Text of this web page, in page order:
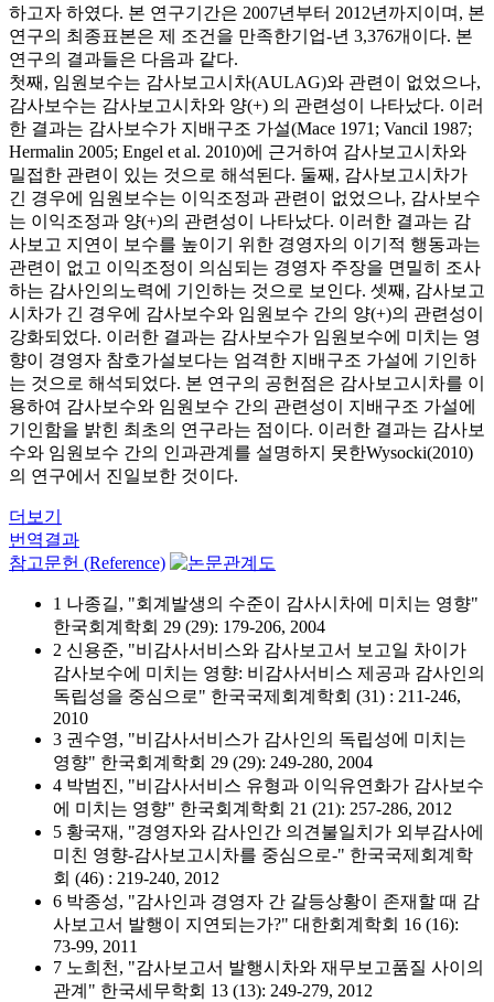
하고자 하였다. 본 연구기간은 2007년부터 2012년까지이며, 본
연구의 최종표본은 제 조건을 만족한기업-년 3,376개이다. 본
연구의 결과들은 다음과 같다.
첫째, 임원보수는 감사보고시차(AULAG)와 관련이 없었으나,
감사보수는 감사보고시차와 양(+) 의 관련성이 나타났다. 이러
한 결과는 감사보수가 지배구조 가설(Mace 1971; Vancil 1987;
Hermalin 2005; Engel et al. 2010)에 근거하여 감사보고시차와
밀접한 관련이 있는 것으로 해석된다. 둘째, 감사보고시차가
긴 경우에 임원보수는 이익조정과 관련이 없었으나, 감사보수
는 이익조정과 양(+)의 관련성이 나타났다. 이러한 결과는 감
사보고 지연이 보수를 높이기 위한 경영자의 이기적 행동과는
관련이 없고 이익조정이 의심되는 경영자 주장을 면밀히 조사
하는 감사인의노력에 기인하는 것으로 보인다. 셋째, 감사보고
시차가 긴 경우에 감사보수와 임원보수 간의 양(+)의 관련성이
강화되었다. 이러한 결과는 감사보수가 임원보수에 미치는 영
향이 경영자 참호가설보다는 엄격한 지배구조 가설에 기인하
는 것으로 해석되었다. 본 연구의 공헌점은 감사보고시차를 이
용하여 감사보수와 임원보수 간의 관련성이 지배구조 가설에
기인함을 밝힌 최초의 연구라는 점이다. 이러한 결과는 감사보
수와 임원보수 간의 인과관계를 설명하지 못한Wysocki(2010)
의 연구에서 진일보한 것이다.
더보기
번역결과
참고문헌 (Reference)
1 나종길, "회계발생의 수준이 감사시차에 미치는 영향"
한국회계학회 29 (29): 179-206, 2004
2 신용준, "비감사서비스와 감사보고서 보고일 차이가
감사보수에 미치는 영향: 비감사서비스 제공과 감사인의
독립성을 중심으로" 한국국제회계학회 (31) : 211-246,
2010
3 권수영, "비감사서비스가 감사인의 독립성에 미치는
영향" 한국회계학회 29 (29): 249-280, 2004
4 박범진, "비감사서비스 유형과 이익유연화가 감사보수
에 미치는 영향" 한국회계학회 21 (21): 257-286, 2012
5 황국재, "경영자와 감사인간 의견불일치가 외부감사에
미친 영향-감사보고시차를 중심으로-" 한국국제회계학
회 (46) : 219-240, 2012
6 박종성, "감사인과 경영자 간 갈등상황이 존재할 때 감
사보고서 발행이 지연되는가?" 대한회계학회 16 (16):
73-99, 2011
7 노희천, "감사보고서 발행시차와 재무보고품질 사이의
관계" 한국세무학회 13 (13): 249-279, 2012